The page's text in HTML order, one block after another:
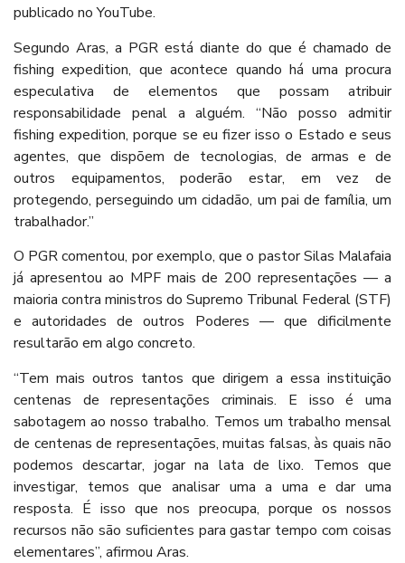
publicado no YouTube.
Segundo Aras, a PGR está diante do que é chamado de
fishing expedition, que acontece quando há uma procura
especulativa de elementos que possam atribuir
responsabilidade penal a alguém. “Não posso admitir
fishing expedition, porque se eu fizer isso o Estado e seus
agentes, que dispõem de tecnologias, de armas e de
outros equipamentos, poderão estar, em vez de
protegendo, perseguindo um cidadão, um pai de família, um
trabalhador.”
O PGR comentou, por exemplo, que o pastor Silas Malafaia
já apresentou ao MPF mais de 200 representações — a
maioria contra ministros do Supremo Tribunal Federal (STF)
e autoridades de outros Poderes — que dificilmente
resultarão em algo concreto.
“Tem mais outros tantos que dirigem a essa instituição
centenas de representações criminais. E isso é uma
sabotagem ao nosso trabalho. Temos um trabalho mensal
de centenas de representações, muitas falsas, às quais não
podemos descartar, jogar na lata de lixo. Temos que
investigar, temos que analisar uma a uma e dar uma
resposta. É isso que nos preocupa, porque os nossos
recursos não são suficientes para gastar tempo com coisas
elementares”, afirmou Aras.